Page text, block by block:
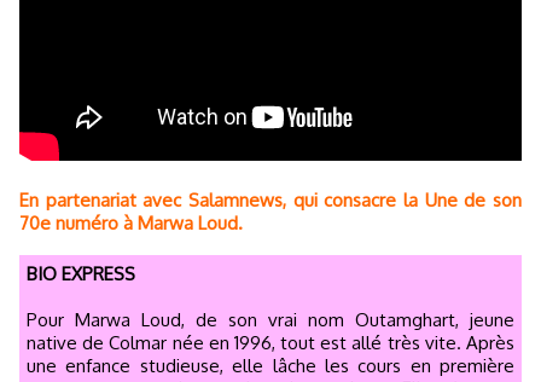
En partenariat avec Salamnews, qui consacre la Une de son
70e numéro à Marwa Loud.
BIO EXPRESS
Pour Marwa Loud, de son vrai nom Outamghart, jeune
native de Colmar née en 1996, tout est allé très vite. Après
une enfance studieuse, elle lâche les cours en première